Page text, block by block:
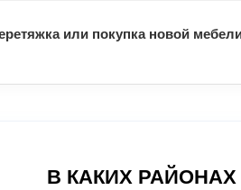
заказчик вносит
или покупка новой
В КАКИХ